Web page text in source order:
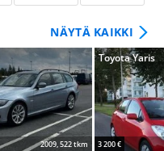
NÄYTÄ KAIKKI
2009, 522 tkm
Toyota Yaris
3 200 €